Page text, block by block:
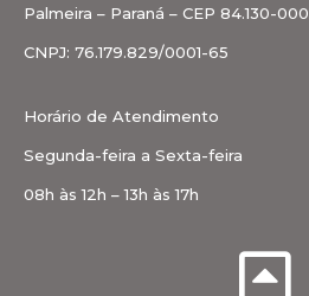
Palmeira – Paraná – CEP 84.130-000
CNPJ: 76.179.829/0001-65
Horário de Atendimento
Segunda-feira a Sexta-feira
08h às 12h – 13h às 17h